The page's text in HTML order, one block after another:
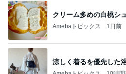
クリーム多めの白桃シ
Amebaトピックス 1日前
涼しく着るを優先した